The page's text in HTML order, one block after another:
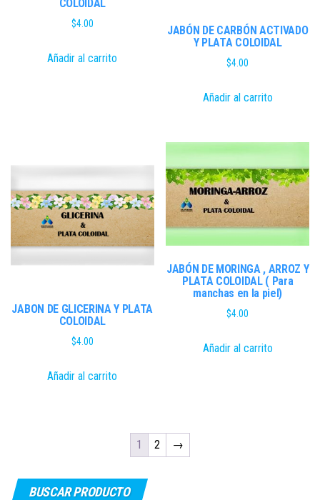
COLOIDAL
$4.00
Añadir al carrito
JABÓN DE CARBÓN ACTIVADO
Y PLATA COLOIDAL
$4.00
Añadir al carrito
JABON DE GLICERINA Y PLATA
COLOIDAL
$4.00
Añadir al carrito
JABÓN DE MORINGA , ARROZ Y
PLATA COLOIDAL ( Para
manchas en la piel)
$4.00
Añadir al carrito
1 2 →
BUSCAR PRODUCTO